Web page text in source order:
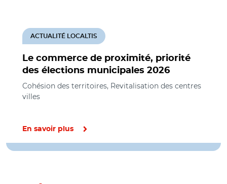
Le commerce de proximité, priorité
des élections municipales 2026
ACTUALITÉ LOCALTIS
Cohésion des territoires, Revitalisation des centres
villes
En savoir plus